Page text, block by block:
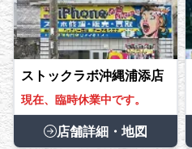
ストックラボ沖縄浦添店
現在、臨時休業中です。
店舗詳細・地図